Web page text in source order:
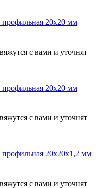
профильная 20х20 мм
с вами и уточнят
профильная 20х20 мм
с вами и уточнят
профильная 20х20х1,2 мм
с вами и уточнят